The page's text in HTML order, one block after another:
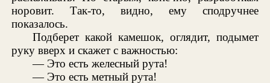
норовит. Так-то, видно, ему сподручнее
показалось.
Подберет какой камешок, оглядит, подымет
руку вверх и скажет с важностью:
— Это есть желесный рута!
— Это есть метный рута!